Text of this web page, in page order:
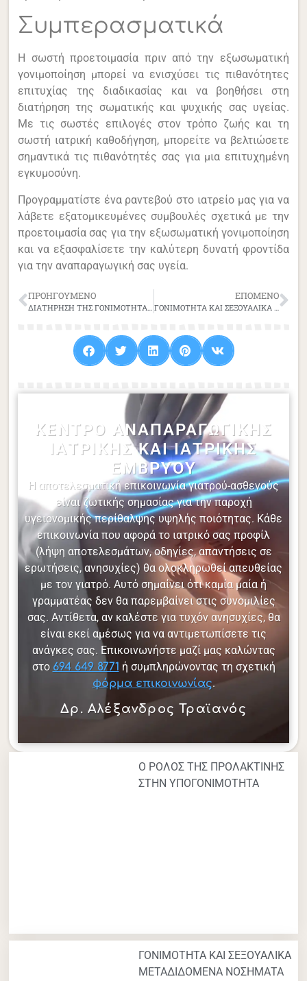
Συμπερασματικά
Η σωστή προετοιμασία πριν από την εξωσωματική
γονιμοποίηση μπορεί να ενισχύσει τις πιθανότητες
επιτυχίας της διαδικασίας και να βοηθήσει στη
διατήρηση της σωματικής και ψυχικής σας υγείας.
Με τις σωστές επιλογές στον τρόπο ζωής και τη
σωστή ιατρική καθοδήγηση, μπορείτε να βελτιώσετε
σημαντικά τις πιθανότητές σας για μια επιτυχημένη
εγκυμοσύνη.
Προγραμματίστε ένα ραντεβού στο ιατρείο μας για να
λάβετε εξατομικευμένες συμβουλές σχετικά με την
προετοιμασία σας για την εξωσωματική γονιμοποίηση
και να εξασφαλίσετε την καλύτερη δυνατή φροντίδα
για την αναπαραγωγική σας υγεία.
ΠΡΟΗΓΟΎΜΕΝΟ ΕΠΌΜΕΝΟ
ΚΈΝΤΡΟ ΑΝΑΠΑΡΑΓΩΓΙΚΉΣ
ΙΑΤΡΙΚΉΣ ΚΑΙ ΙΑΤΡΙΚΉΣ
ΕΜΒΡΎΟΥ
Η αποτελεσματική επικοινωνία γιατρού-ασθενούς
είναι ζωτικής σημασίας για την παροχή
υγειονομικής περίθαλψης υψηλής ποιότητας. Κάθε
επικοινωνία που αφορά το ιατρικό σας προφίλ
(λήψη αποτελεσμάτων, οδηγίες, απαντήσεις σε
ερωτήσεις, ανησυχίες) θα ολοκληρωθεί απευθείας
με τον γιατρό. Αυτό σημαίνει ότι καμία μαία ή
γραμματέας δεν θα παρεμβαίνει στις συνομιλίες
σας. Αντίθετα, αν καλέστε για τυχόν ανησυχίες, θα
είναι εκεί αμέσως για να αντιμετωπίσετε τις
ανάγκες σας. Επικοινωνήστε μαζί μας καλώντας
στο 694 649 8771 ή συμπληρώνοντας τη σχετική
φόρμα επικοινωνίας.
Δρ. Αλέξανδρος Τραϊανός
Ο ΡΟΛΟΣ ΤΗΣ ΠΡΟΛΑΚΤΙΝΗΣ
ΣΤΗΝ ΥΠΟΓΟΝΙΜΟΤΗΤΑ
ΓΟΝΙΜΟΤΗΤΑ ΚΑΙ ΣΕΞΟΥΑΛΙΚΑ
ΜΕΤΑΔΙΔΟΜΕΝΑ ΝΟΣΗΜΑΤΑ